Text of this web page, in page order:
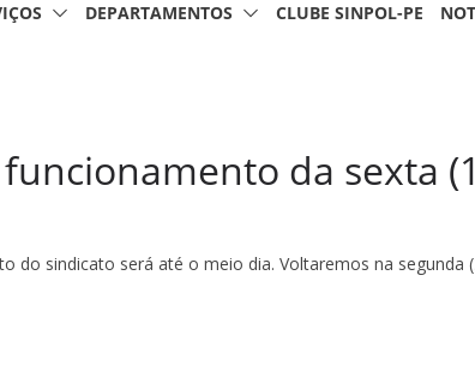
DEPARTAMENTOS CLUBE SINPOL-PE
da sexta
do sindicato será até o meio dia. Voltaremos na segunda